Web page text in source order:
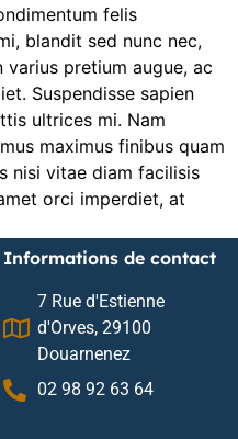
felis
blandit sed nunc nec,
pretium augue, ac
Suspendisse sapien
ultrices mi. Nam
maximus finibus quam
nisi vitae diam facilisis
orci imperdiet, at
Informations de contact
7 Rue d'Estienne
d'Orves, 29100
Douarnenez
02 98 92 63 64